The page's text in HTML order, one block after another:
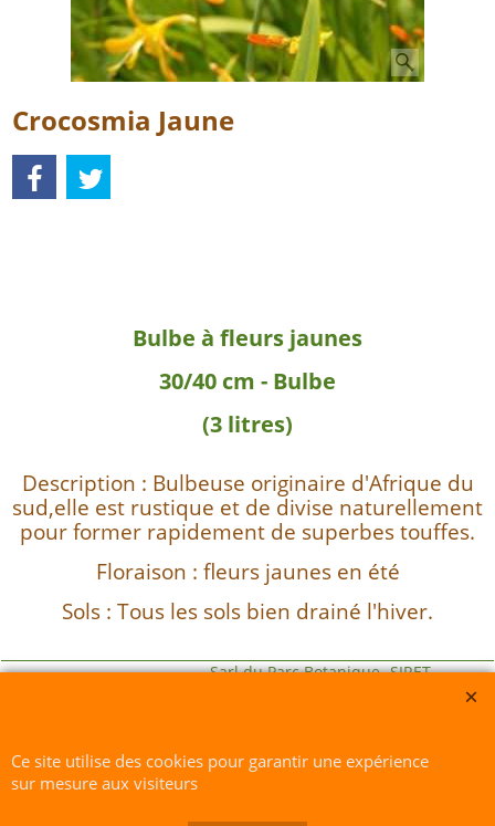
Crocosmia Jaune
Bulbe à fleurs jaunes
30/40 cm - Bulbe
(3 litres)
Description : Bulbeuse originaire d'Afrique du
sud,elle est rustique et de divise naturellement
pour former rapidement de superbes touffes.
Floraison : fleurs jaunes en été
Sols : Tous les sols bien drainé l'hiver.
Sarl du Parc Botanique -SIRET
418 288 023 00025 RCS : 418-288023 - Quimper Déclaration Cnil :
Ce site utilise des cookies pour garantir une expérience
sur mesure aux visiteurs